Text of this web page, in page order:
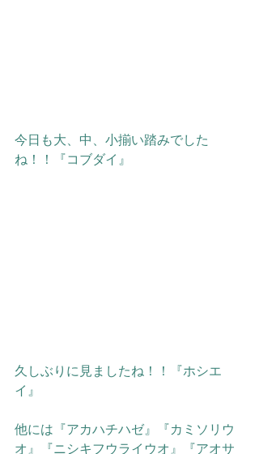
今日も大、中、小揃い踏みでした
ね！！『コブダイ』
久しぶりに見ましたね！！『ホシエ
イ』
他には 『アカハチハゼ』『カミソリウ
オ』『ニシキフウライウオ』『アオサ